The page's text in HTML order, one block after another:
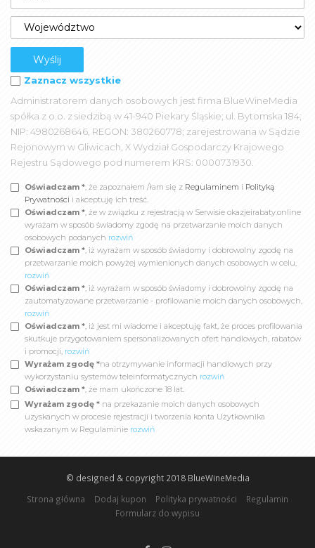
Zaznacz wszystkie
Administratorem danych osobowych jest firma BlueWineMedia
spółka z o.o. z siedzibą w 41-940 Piekary Śląskie; ul. Bytomska 184;
NIP: 4980268646, REGON: 380260778; zarejestrowana w Sądzie
Rejonowym w Gliwicach, X Wydział Gospodarczy Krajowego
Rejestru Sądowego pod numerem KRS: 0000731930.
Oświadczam *, że zapoznałem /łam się z Regulaminem i Polityką
Prywatności i akceptuję ich treść.
Oświadczam *, że w związku z rejestracją w Serwisie okazjeirabaty.online
wyrażam w sposób świadomy zgodę na przetwarzanie moich danych
osobowych podanych rozwiń
Oświadczam *, iż wyrażam w sposób świadomy i dobrowolny zgodę na
przetwarzanie moich powyżej wymienionych danych osobowych w celu,
rozwiń
Oświadczam *, iż wyrażam w sposób świadomy i dobrowolny zgodę na
zautomatyzowane przetwarzanie - profilowanie moich danych osobowych,
rozwiń
Oświadczam *, iż jest mi wiadome i akceptuję fakt, że proces profilowania
skutkuje przygotowaniem spersonalizowanych ofert handlowych, rabatów
i promocji, rozwiń
Wyrażam zgodę *na otrzymywanie informacji handlowych przy
wykorzystaniu systemów teleinformatycznych rozwiń
Oświadczam *, że mam ukończone 18 lat.
Wyrażam zgodę * na przekazanie moich danych osobowych
uzyskanych w procesie rejestracji i tworzenia konta Użytkownika
wskazanym w Regulaminie rozwiń
© designed & copyright 2018 BlueWineMedia
Strona główna
Dodaj kupon Polityka prywatności
Regulamin
Formularz do wypisu